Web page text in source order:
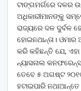
ଟାଙ୍ଗମର୍ଗରେ ଦଳର
ଅଧିକାରୀମାନଙ୍କୁ
ରାଜ୍ୟରେ ଦଳ ଦୁର୍ବଳ
ହୋଇନଥାନ୍ତା।
କରି କହିଛନ୍ତି ଯେ,
ନ୍ୟାସନାଲ
ତେବେ ୫ ଅଗଷ୍ଟ
ହଟାଇପାରି